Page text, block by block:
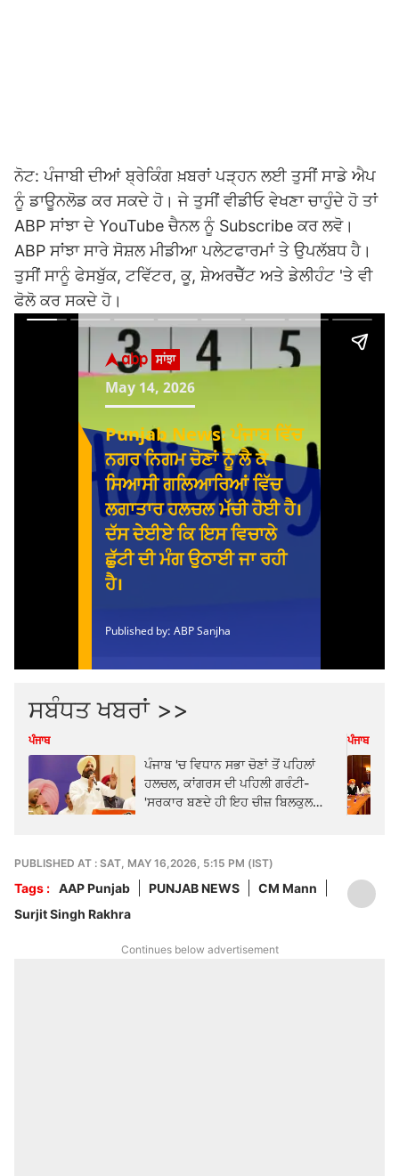
ਨੋਟ: ਪੰਜਾਬੀ ਦੀਆਂ ਬ੍ਰੇਕਿੰਗ ਖ਼ਬਰਾਂ ਪੜ੍ਹਨ ਲਈ ਤੁਸੀਂ ਸਾਡੇ ਐਪ
ਨੂੰ ਡਾਊਨਲੋਡ ਕਰ ਸਕਦੇ ਹੋ। ਜੇ ਤੁਸੀਂ ਵੀਡੀਓ ਵੇਖਣਾ ਚਾਹੁੰਦੇ ਹੋ ਤਾਂ
ABP ਸਾਂਝਾ ਦੇ YouTube ਚੈਨਲ ਨੂੰ Subscribe ਕਰ ਲਵੋ।
ABP ਸਾਂਝਾ ਸਾਰੇ ਸੋਸ਼ਲ ਮੀਡੀਆ ਪਲੇਟਫਾਰਮਾਂ ਤੇ ਉਪਲੱਬਧ ਹੈ।
ਤੁਸੀਂ ਸਾਨੂੰ ਫੇਸਬੁੱਕ, ਟਵਿੱਟਰ, ਕੂ, ਸ਼ੇਅਰਚੈੱਟ ਅਤੇ ਡੇਲੀਹੰਟ 'ਤੇ ਵੀ
ਫੋਲੋ ਕਰ ਸਕਦੇ ਹੋ।
ਸਬੰਧਤ ਖਬਰਾਂ >>
ਪੰਜਾਬ
ਪੰਜਾਬ 'ਚ ਵਿਧਾਨ ਸਭਾ ਚੋਣਾਂ ਤੋਂ ਪਹਿਲਾਂ
ਹਲਚਲ, ਕਾਂਗਰਸ ਦੀ ਪਹਿਲੀ ਗਰੰਟੀ-
'ਸਰਕਾਰ ਬਣਦੇ ਹੀ ਇਹ ਚੀਜ਼ ਬਿਲਕੁਲ
ਪੰਜਾਬ
PUBLISHED AT : SAT, MAY 16,2026, 5:15 PM (IST)
Tags : AAP Punjab PUNJAB NEWS
CM Mann
Surjit Singh Rakhra
Continues below advertisement